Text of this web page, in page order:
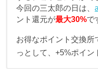
今回の三太郎の日は、
ント還元が最大30%で
お得なポイント交換所
っとして、+5%ポイン